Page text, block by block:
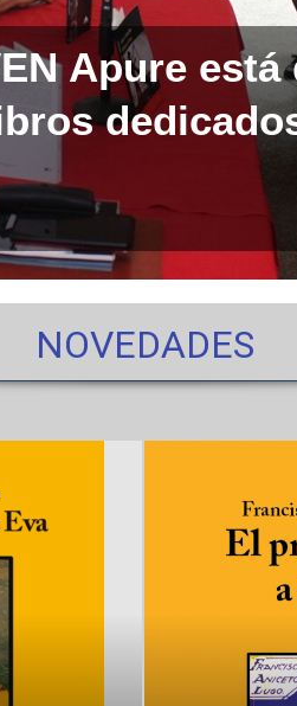
Apure
NOVEDADES